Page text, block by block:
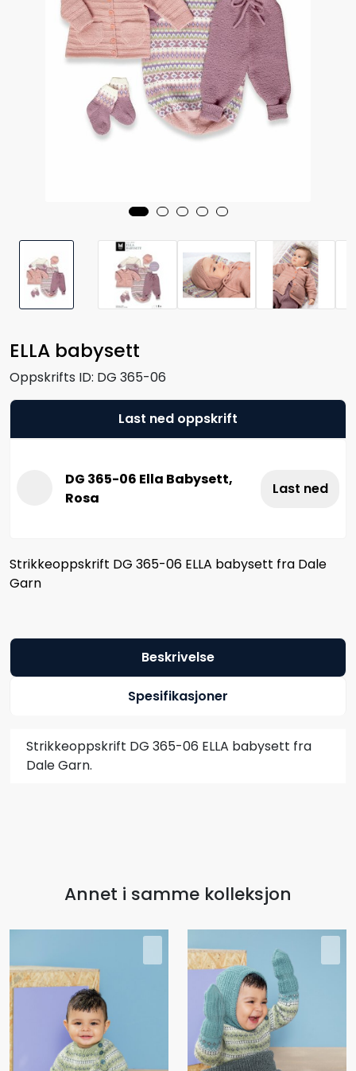
ELLA babysett
Oppskrifts ID: DG 365-06
Last ned oppskrift
DG 365-06 Ella Babysett,
Rosa
Last ned
Strikkeoppskrift DG 365-06 ELLA babysett fra Dale
Garn
Beskrivelse
Spesifikasjoner
Strikkeoppskrift DG 365-06 ELLA babysett fra
Dale Garn.
Annet i samme kolleksjon